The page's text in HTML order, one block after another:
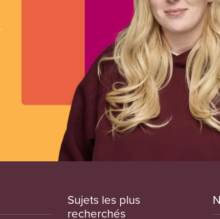
Sujets les plus
recherchés